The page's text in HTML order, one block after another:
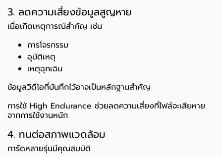
3. ลดความเสี่ยงข้อมูลสูญหาย
เมื่อเกิดเหตุการณ์สำคัญ เช่น
การโจรกรรม
อุบัติเหตุ
เหตุฉุกเฉิน
ข้อมูลวิดีโอที่บันทึกไว้อาจเป็นหลักฐานสำคัญ
การใช้ High Endurance ช่วยลดความเสี่ยงที่ไฟล์จะเสียหาย
จากการใช้งานหนัก
4. ทนต่อสภาพแวดล้อม
การ์ดหลายรุ่นมีคุณสมบัติ